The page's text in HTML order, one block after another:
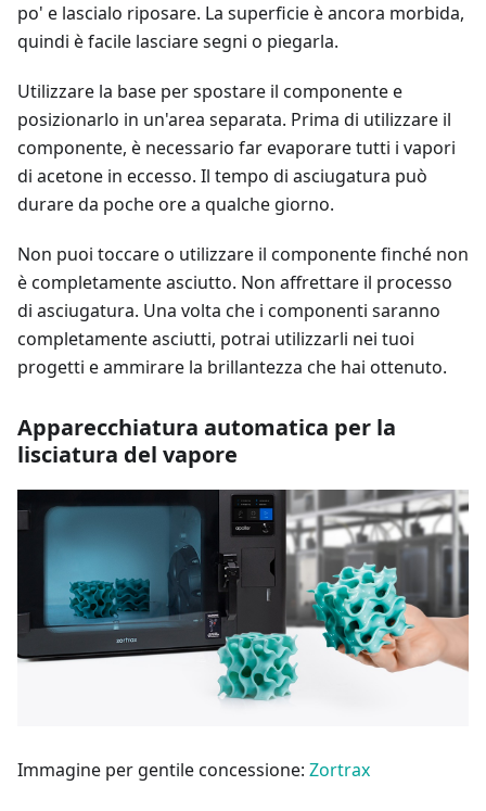
po' e lascialo riposare. La superficie è ancora morbida,
quindi è facile lasciare segni o piegarla.
Utilizzare la base per spostare il componente e
posizionarlo in un'area separata. Prima di utilizzare il
componente, è necessario far evaporare tutti i vapori
di acetone in eccesso. Il tempo di asciugatura può
durare da poche ore a qualche giorno.
Non puoi toccare o utilizzare il componente finché non
è completamente asciutto. Non affrettare il processo
di asciugatura. Una volta che i componenti saranno
completamente asciutti, potrai utilizzarli nei tuoi
progetti e ammirare la brillantezza che hai ottenuto.
Apparecchiatura automatica per la
lisciatura del vapore
Immagine per gentile concessione: Zortrax